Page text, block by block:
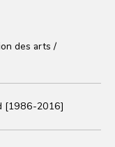
des arts /
[1986-2016]